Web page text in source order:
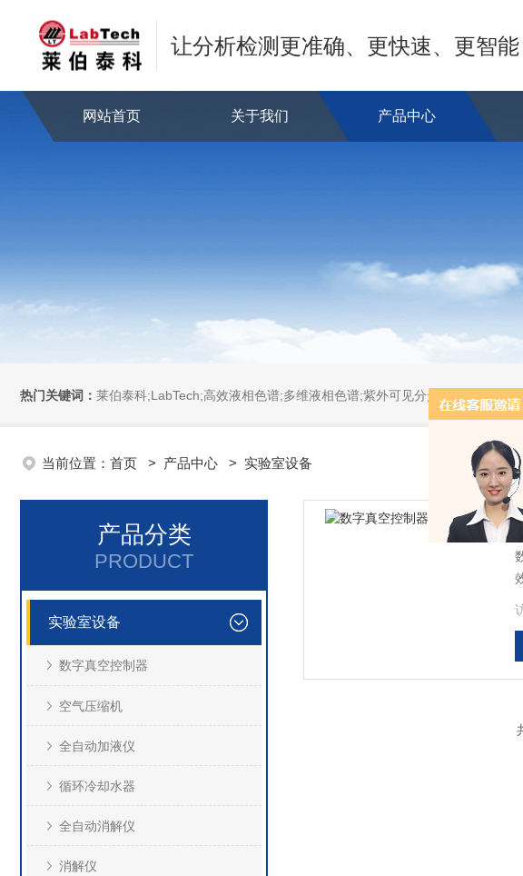
让分析检测更准确、更快速、更智能
网站首页 关于我们 产品中心
热门关键词： 莱伯泰科;LabTech;高效液相色谱;多维液相色谱;紫外可见分光光度计;全自动直接测汞仪/汞分析仪;全自动水质分析仪;微波消解萃取系统;微波合成系统;微波灰化磺化系统;全自动固相萃取系统;Dryvap全自动溶剂蒸发系统;激光固体烧蚀进样系统;循环水冷却器;电热消解仪;微控数显电热
当前位置： 首页 > 产品中心 > 实验室设备
产品分类
PRODUCT
实验室设备
数字真空控制器
空气压缩机
全自动加液仪
循环冷却水器
全自动消解仪
消解仪